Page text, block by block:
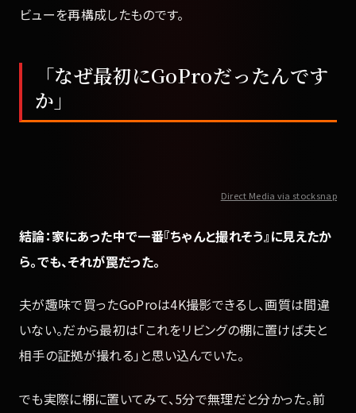
ビューを再構成したものです。
「なぜ最初にGoProだったんです
か」
Direct Media via stocksnap
結論：家にあった中で一番『ちゃんと撮れそう』に見えたか
ら。でも、それが罠だった。
夫が趣味で買ったGoProは4K撮影できるし、画質は間違
いない。だから最初は「これをリビングの棚に置けば夫と
相手の証拠が撮れる」と思い込んでいた。
でも実際に棚に置いてみて、5分で無理だと分かった。前